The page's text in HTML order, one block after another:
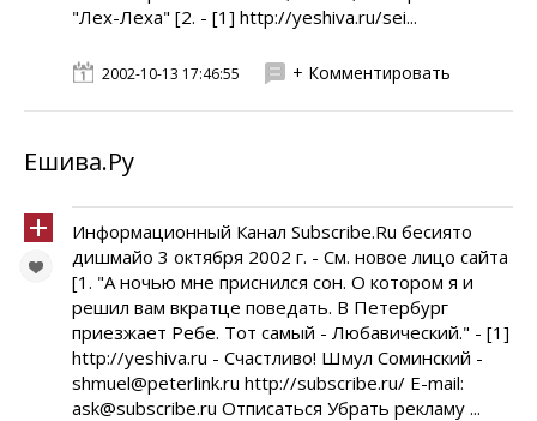
"Лех-Леха" [2. - [1] http://yeshiva.ru/sei...
2002-10-13 17:46:55 + Комментировать
Ешива.Ру
Информационный Канал Subscribe.Ru бесиято
дишмайо 3 октября 2002 г. - См. новое лицо сайта
[1. "А ночью мне приснился сон. О котором я и
решил вам вкратце поведать. В Петербург
приезжает Ребе. Тот самый - Любавический." - [1]
http://yeshiva.ru - Счастливо! Шмул Соминский -
shmuel@peterlink.ru http://subscribe.ru/ E-mail:
ask@subscribe.ru Отписаться Убрать рекламу ...